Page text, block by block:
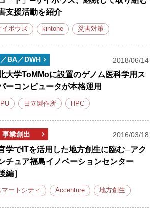
支援活動を紹介
イボウズ kintone 災害対策
BA／DWH 2018/06/14
大学ToMMoに設置のゲノム医科学用ス
ーコンピュータが本格運用
日立製作所 HPC
事業創出 2016/03/18
学でITを活用した地方創生に臨む─アク
チュア福島イノベーションセンター
編］
マートシティ Accenture 地方創生